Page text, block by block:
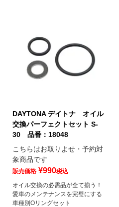
DAYTONA デイトナ オイル
交換パーフェクトセット S-
30 品番：18048
こちらはお取りよせ・予約対
象商品です
販売価格 ¥990税込
オイル交換の必需品が全て揃う！
愛車のメンテナンスを完璧にする
車種別Oリングセット